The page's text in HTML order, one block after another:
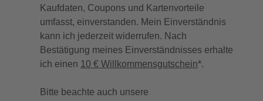
Kaufdaten, Coupons und Kartenvorteile
umfasst, einverstanden. Mein Einverständnis
kann ich jederzeit widerrufen. Nach
Bestätigung meines Einverständnisses erhalte
ich einen 10 € Willkommensgutschein*.
Bitte beachte auch unsere